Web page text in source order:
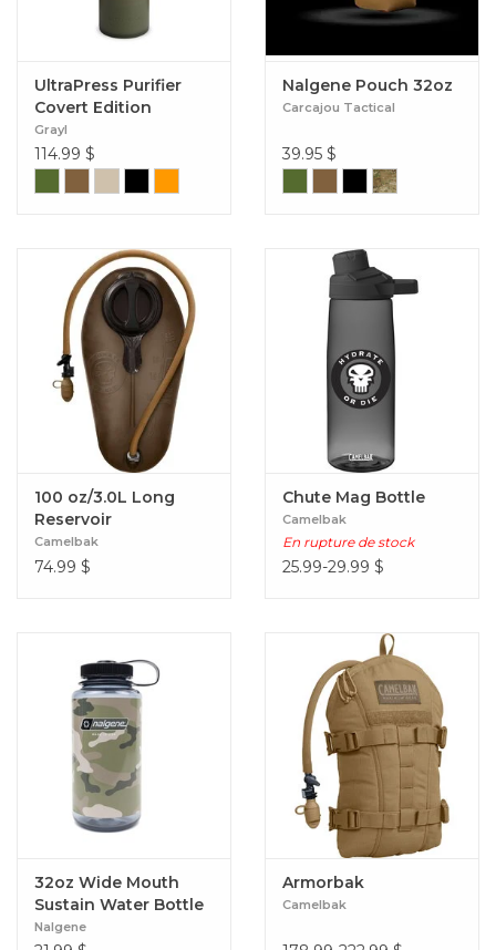
UltraPress Purifier
Covert Edition
Grayl
114.99 $
Nalgene Pouch 32oz
Carcajou Tactical
39.95 $
100 oz/3.0L Long
Reservoir
Camelbak
74.99 $
Chute Mag Bottle
Camelbak
En rupture de stock
25.99-29.99 $
32oz Wide Mouth
Sustain Water Bottle
Nalgene
Armorbak
Camelbak